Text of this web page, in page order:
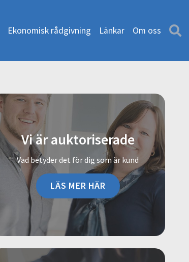
Ekonomisk rådgivning Länkar Om oss
Vi är auktoriserade
Vad betyder det för dig som är kund
LÄS MER HÄR